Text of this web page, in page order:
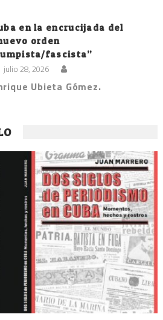
en la encrucijada del
orden
fascista”
julio 28, 2026
Ubieta Gómez.